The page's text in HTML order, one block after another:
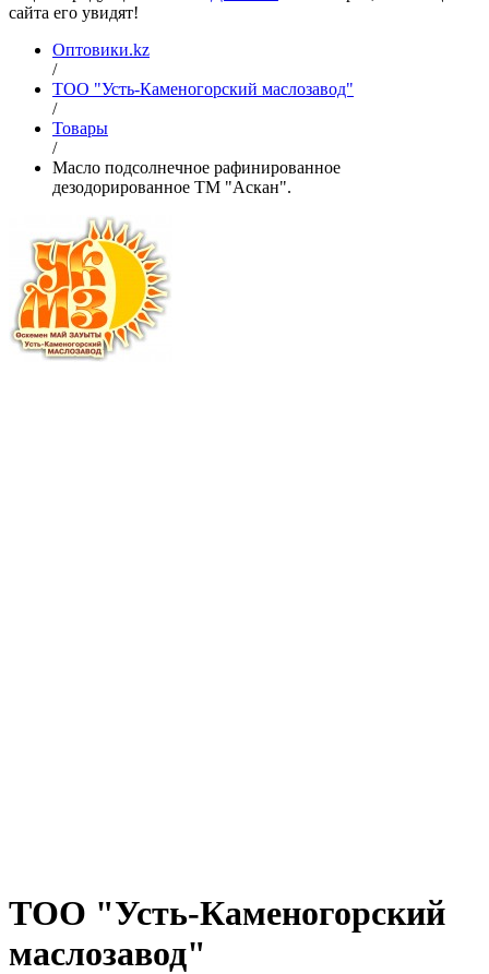
сайта его увидят!
Оптовики.kz
/
ТОО "Усть-Каменогорский маслозавод"
/
Товары
/
Масло подсолнечное рафинированное
дезодорированное ТМ "Аскан".
ТОО "Усть-Каменогорский
маслозавод"